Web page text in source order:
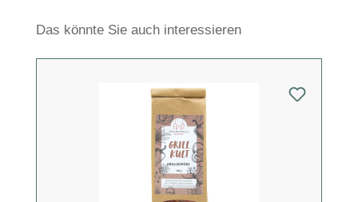
Produktgalerie überspringen
Das könnte Sie auch interessieren